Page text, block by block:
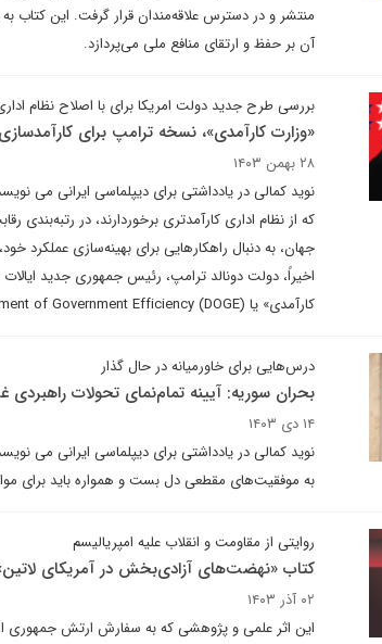
منتشر و در دسترس علاقه‌مندان قرار گرفت. این
آن بر حفظ و ارتقای منافع ملی می‌پردازد.
بررسی طرح جدید دولت امریکا برای با اصلاح نظام
«وزارت کارآمدی»، نسخه ترامپ برای
۲۸ بهمن ۱۴۰۳
نوید کمالی در یادداشتی برای دیپلماسی ایرانی می
که از نظام اداری کارآمدتری برخوردارند، در رتبه‌بندی
جهان، به دنبال راهکارهایی برای بهینه‌سازی عملکرد
اخیراً، دولت دونالد ترامپ، رئیس جمهوری جدید
کارآمدی» یا Department of Government Efficiency (DOGE) به ریاست ایلان ماسک، کارآفرین معروف اقدام کرده است.
درس‌هایی برای خاورمیانه در حال گذار
بحران سوریه: آیینه تمام‌نمای تحولات راهبردی
۱۴ دی ۱۴۰۳
نوید کمالی در یادداشتی برای دیپلماسی ایرانی می
به موفقیت‌های مقطعی دل بست و همواره باید برای
روایتی از مقاومت و انقلاب علیه امپریالیسم
کتاب «نهضت‌های آزادی‌بخش در آمریکای
۰۲ آذر ۱۴۰۳
این اثر علمی و پژوهشی که به سفارش ارتش جمهوری